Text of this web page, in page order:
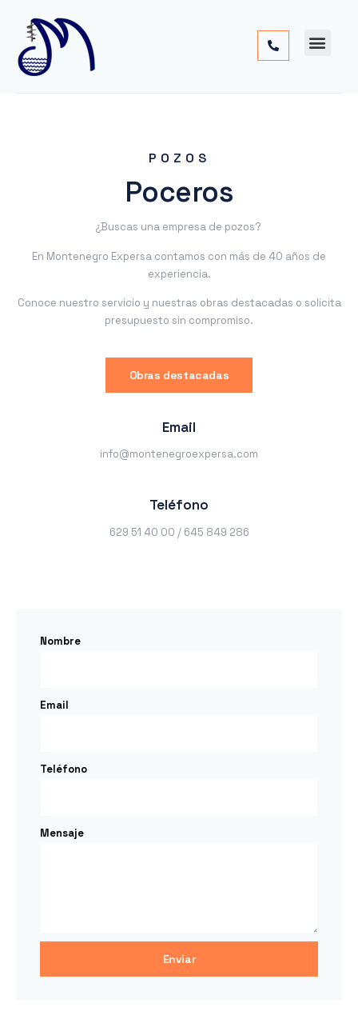
POZOS
Poceros
¿Buscas una empresa de pozos?
En Montenegro Expersa contamos con más de 40 años de
experiencia.
Conoce nuestro servicio y nuestras obras destacadas o solicita
presupuesto sin compromiso.
Obras destacadas
Email
info@montenegroexpersa.com
Teléfono
629 51 40 00 / 645 849 286
Nombre
Email
Teléfono
Mensaje
Enviar